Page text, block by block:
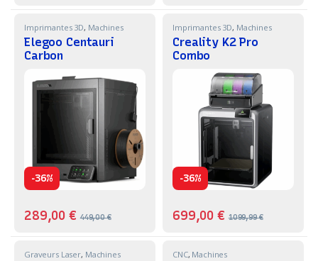
Imprimantes 3D, Machines
Elegoo Centauri
Carbon
-36%
289,00€ 449,00€
Imprimantes 3D, Machines
Creality K2 Pro
Combo
-36%
699,00€ 1099,99€
Graveurs Laser, Machines CNC, Machines